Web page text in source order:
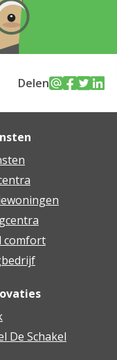
Delen
comfort
De Schakel